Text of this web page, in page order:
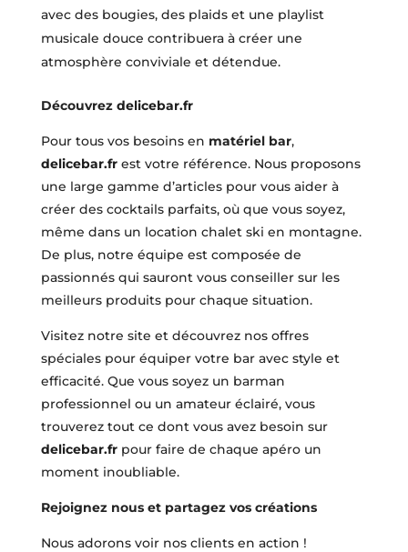
avec des bougies, des plaids et une playlist
musicale douce contribuera à créer une
atmosphère conviviale et détendue.
Découvrez delicebar.fr
Pour tous vos besoins en matériel bar,
delicebar.frest votre référence. Nous proposons
une large gamme d’articles pour vous aider à
créer des cocktails parfaits, où que vous soyez,
même dans un location chalet ski en montagne.
De plus, notre équipe est composée de
passionnés qui sauront vous conseiller sur les
meilleurs produits pour chaque situation.
Visitez notre site et découvrez nos offres
spéciales pour équiper votre bar avec style et
efficacité. Que vous soyez un barman
professionnel ou un amateur éclairé, vous
trouverez tout ce dont vous avez besoin sur
delicebar.frpour faire de chaque apéro un
moment inoubliable.
Rejoignez nous et partagez vos créations
Nous adorons voir nos clients en action !